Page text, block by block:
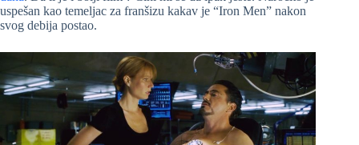
uspešan kao temeljac za franšizu kakav je “Iron Men” nakon
svog debija postao.